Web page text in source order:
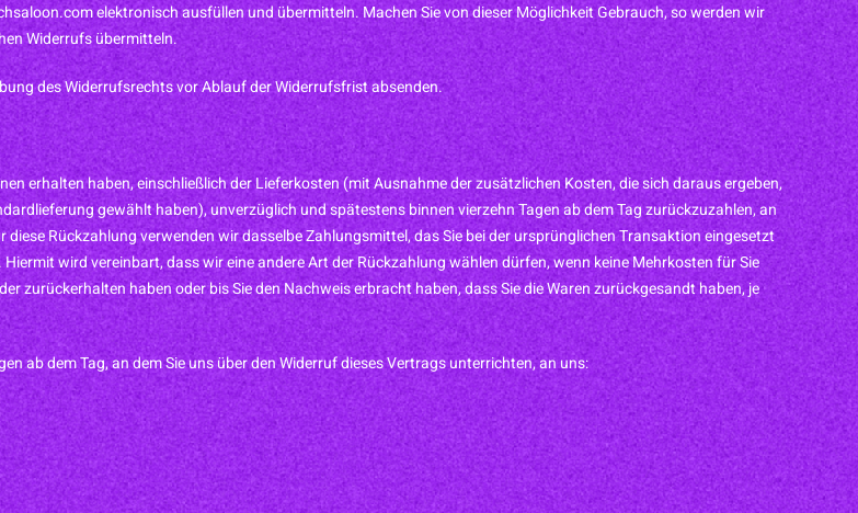
elektronisch ausfüllen und übermitteln. Machen Sie von dieser Möglichkeit Gebrauch, so werden wir
Widerrufs übermitteln.
des Widerrufsrechts vor Ablauf der Widerrufsfrist absenden.
erhalten haben, einschließlich der Lieferkosten (mit Ausnahme der zusätzlichen Kosten, die sich daraus ergeben,
gewählt haben), unverzüglich und spätestens binnen vierzehn Tagen ab dem Tag zurückzuzahlen, an
Rückzahlung verwenden wir dasselbe Zahlungsmittel, das Sie bei der ursprünglichen Transaktion eingesetzt
wird vereinbart, dass wir eine andere Art der Rückzahlung wählen dürfen, wenn keine Mehrkosten für Sie
zurückerhalten haben oder bis Sie den Nachweis erbracht haben, dass Sie die Waren zurückgesandt haben, je
ab dem Tag, an dem Sie uns über den Widerruf dieses Vertrags unterrichten, an uns: